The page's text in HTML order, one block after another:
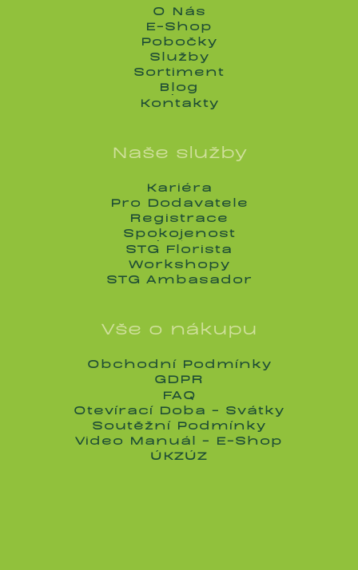
O Nás
O Nás
E-Shop
E-Shop
Pobočky
Pobočky
Služby
Služby
Sortiment
Sortiment
Blog
Blog
Kontakty
Kontakty
Naše služby
Kariéra
Kariéra
Pro Dodavatele
Pro Dodavatele
Registrace
Registrace
Spokojenost
Spokojenost
STG Florista
STG Florista
Workshopy
Workshopy
STG Ambasador
Vše o nákupu
Obchodní Podmínky
Obchodní Podmínky
GDPR
GDPR
FAQ
FAQ
Otevírací Doba - Svátky
Otevírací Doba - Svátky
Soutěžní Podmínky
Soutěžní Podmínky
Video Manuál - E-Shop
Video Manuál - E-Shop
ÚKZÚZ